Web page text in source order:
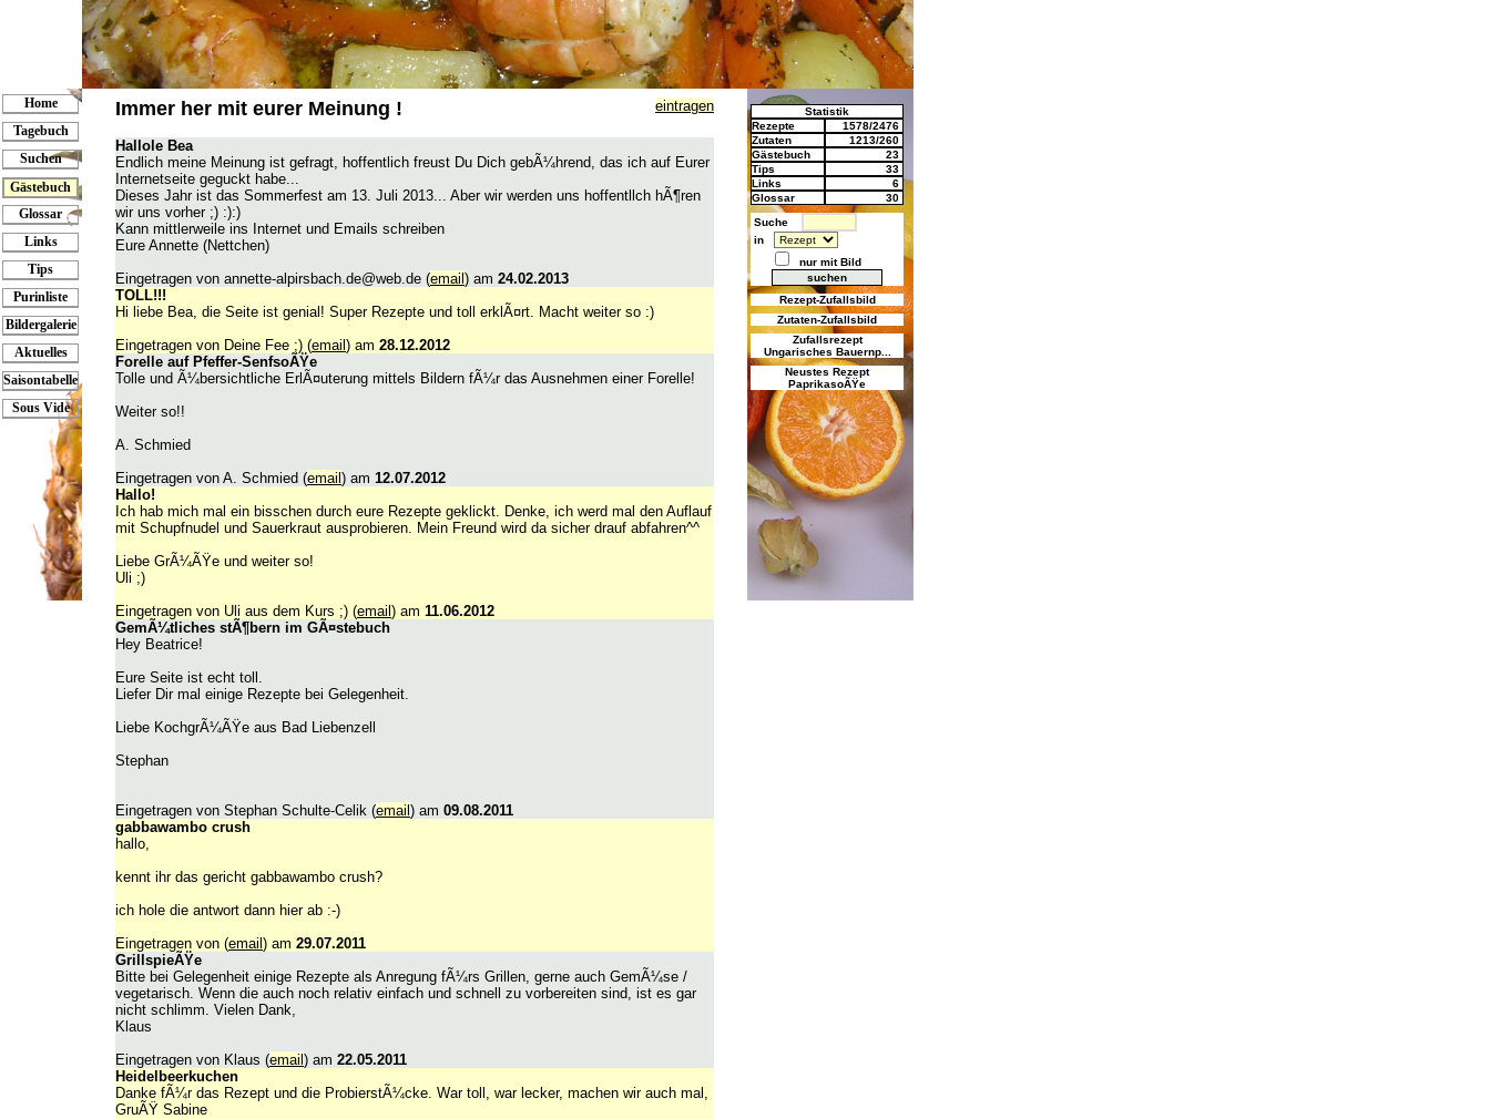
Home
Tagebuch
Suchen
Gästebuch
Glossar
Links
Tips
Purinliste
Bildergalerie
Aktuelles
Saisontabelle
Sous Vide
Immer her mit eurer Meinung ! eintragen
Hallole Bea
Endlich meine Meinung ist gefragt, hoffentlich freust Du Dich gebÃ¼hrend, das ich auf Eurer
Internetseite geguckt habe...
Dieses Jahr ist das Sommerfest am 13. Juli 2013... Aber wir werden uns hoffentllch hÃ¶ren
wir uns vorher ;) :):)
Kann mittlerweile ins Internet und Emails schreiben
Eure Annette (Nettchen)
Eingetragen von annette-alpirsbach.de@web.de (email ) am 24.02.2013
TOLL!!!
Hi liebe Bea, die Seite ist genial! Super Rezepte und toll erklÃ¤rt. Macht weiter so :)
Eingetragen von Deine Fee ;) (email ) am 28.12.2012
Forelle auf Pfeffer-SenfsoÃŸe
Tolle und Ã¼bersichtliche ErlÃ¤uterung mittels Bildern fÃ¼r das Ausnehmen einer Forelle!
Weiter so!!
A. Schmied
Eingetragen von A. Schmied (email ) am 12.07.2012
Hallo!
Ich hab mich mal ein bisschen durch eure Rezepte geklickt. Denke, ich werd mal den Auflauf
mit Schupfnudel und Sauerkraut ausprobieren. Mein Freund wird da sicher drauf abfahren^^
Liebe GrÃ¼ÃŸe und weiter so!
Uli ;)
Eingetragen von Uli aus dem Kurs ;) (email ) am 11.06.2012
GemÃ¼tliches stÃ¶bern im GÃ¤stebuch
Hey Beatrice!
Eure Seite ist echt toll.
Liefer Dir mal einige Rezepte bei Gelegenheit.
Liebe KochgrÃ¼ÃŸe aus Bad Liebenzell
Stephan
Eingetragen von Stephan Schulte-Celik (email ) am 09.08.2011
gabbawambo crush
hallo,
kennt ihr das gericht gabbawambo crush?
ich hole die antwort dann hier ab :-)
Eingetragen von (email ) am 29.07.2011
GrillspieÃŸe
Bitte bei Gelegenheit einige Rezepte als Anregung fÃ¼rs Grillen, gerne auch GemÃ¼se /
vegetarisch. Wenn die auch noch relativ einfach und schnell zu vorbereiten sind, ist es gar
nicht schlimm. Vielen Dank,
Klaus
Eingetragen von Klaus (email ) am 22.05.2011
Heidelbeerkuchen
Danke fÃ¼r das Rezept und die ProbierstÃ¼cke. War toll, war lecker, machen wir auch mal,
GruÃŸ Sabine
Statistik
Rezepte
1578/2476
Zutaten
1213/260
Gästebuch
23
Tips
33
Links
6
Glossar
30
Suche
in
nur mit Bild
Rezept-Zufallsbild
Zutaten-Zufallsbild
Zufallsrezept
Ungarisches Bauernp...
Neustes Rezept
PaprikasoÃŸe